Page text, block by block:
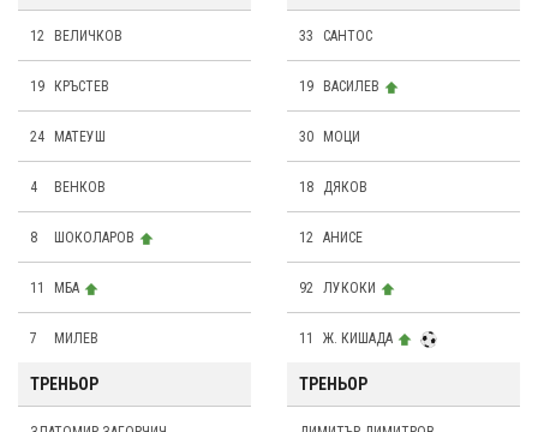
12 ВЕЛИЧКОВ
19 КРЪСТЕВ
24 МАТЕУШ
4 ВЕНКОВ
8 ШОКОЛАРОВ
11 МБА
7 МИЛЕВ
33 САНТОС
19 ВАСИЛЕВ
30 МОЦИ
18 ДЯКОВ
12 АНИСЕ
92 ЛУКОКИ
11 Ж. КИШАДА
ТРЕНЬОР ТРЕНЬОР